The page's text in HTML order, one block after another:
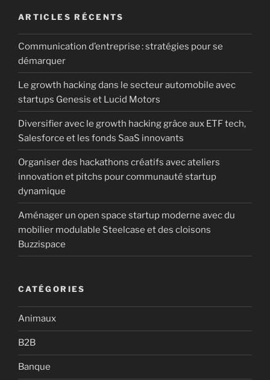
ARTICLES RÉCENTS
Communication d’entreprise : stratégies pour se
démarquer
Le growth hacking dans le secteur automobile avec
startups Genesis et Lucid Motors
Diversifier avec le growth hacking grâce aux ETF tech,
Salesforce et les fonds SaaS innovants
Organiser des hackathons créatifs avec ateliers
innovation et pitchs pour communauté startup
dynamique
Aménager un open space startup moderne avec du
mobilier modulable Steelcase et des cloisons
Buzzispace
CATÉGORIES
Animaux
B2B
Banque